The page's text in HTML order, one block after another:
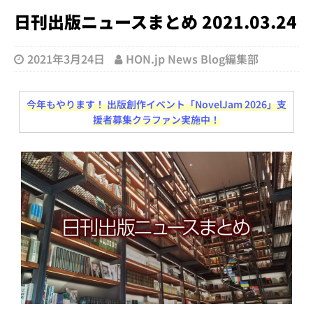
日刊出版ニュースまとめ 2021.03.24
2021年3月24日 HON.jp News Blog編集部
今年もやります！ 出版創作イベント「NovelJam 2026」支
援者募集クラファン実施中！